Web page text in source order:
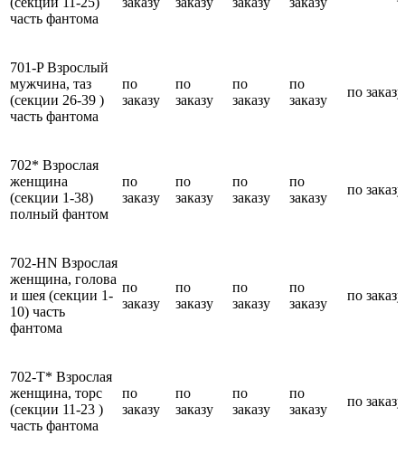
часть фантома
701-P Взрослый
мужчина, таз
(секции 26-39 )
часть фантома
по
заказу
по
заказу
по
заказу
по
заказу
по заказу
702* Взрослая
женщина
(секции 1-38)
полный фантом
по
заказу
по
заказу
по
заказу
по
заказу
по заказу
702-HN Взрослая
женщина, голова
и шея (секции 1-
10) часть
фантома
по
заказу
по
заказу
по
заказу
по
заказу
по заказу
702-T* Взрослая
женщина, торс
(секции 11-23 )
часть фантома
по
заказу
по
заказу
по
заказу
по
заказу
по заказу